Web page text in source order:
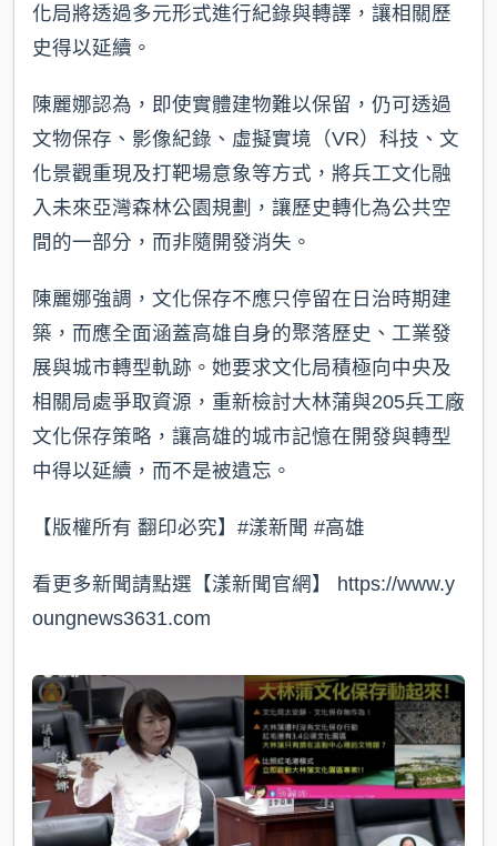
化局將透過多元形式進行紀錄與轉譯，讓相關歷
史得以延續。
陳麗娜認為，即使實體建物難以保留，仍可透過
文物保存、影像紀錄、虛擬實境（VR）科技、文
化景觀重現及打靶場意象等方式，將兵工文化融
入未來亞灣森林公園規劃，讓歷史轉化為公共空
間的一部分，而非隨開發消失。
陳麗娜強調，文化保存不應只停留在日治時期建
築，而應全面涵蓋高雄自身的聚落歷史、工業發
展與城市轉型軌跡。她要求文化局積極向中央及
相關局處爭取資源，重新檢討大林蒲與205兵工廠
文化保存策略，讓高雄的城市記憶在開發與轉型
中得以延續，而不是被遺忘。
【版權所有 翻印必究】#漾新聞 #高雄
看更多新聞請點選【漾新聞官網】 https://www.y
oungnews3631.com⁠